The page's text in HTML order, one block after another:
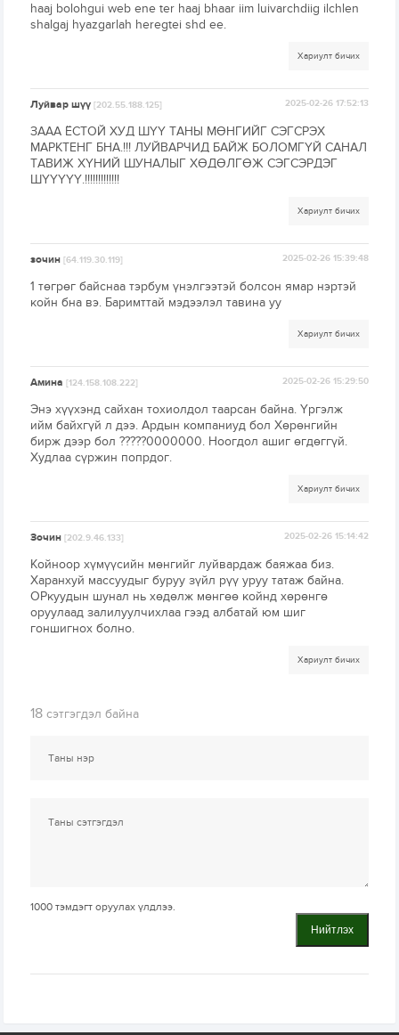
haaj bolohgui web ene ter haaj bhaar iim luivarchdiig ilchlen
shalgaj hyazgarlah heregtei shd ee.
Хариулт бичих
Луйвар шүү[202.55.188.125] 2025-02-26 17:52:13
ЗААА ЁСТОЙ ХУД ШҮҮ ТАНЫ МӨНГИЙГ СЭГСРЭХ
МАРКТЕНГ БНА.!!! ЛУЙВАРЧИД БАЙЖ БОЛОМГҮЙ САНАЛ
ТАВИЖ ХҮНИЙ ШУНАЛЫГ ХӨДӨЛГӨЖ СЭГСЭРДЭГ
ШҮҮҮҮҮ.!!!!!!!!!!!!!
Хариулт бичих
зочин[64.119.30.119] 2025-02-26 15:39:48
1 төгрөг байснаа тэрбум үнэлгээтэй болсон ямар нэртэй
койн бна вэ. Баримттай мэдээлэл тавина уу
Хариулт бичих
Амина[124.158.108.222] 2025-02-26 15:29:50
Энэ хүүхэнд сайхан тохиолдол таарсан байна. Үргэлж
ийм байхгүй л дээ. Ардын компаниуд бол Хөрөнгийн
бирж дээр бол ?????0000000. Ноогдол ашиг өгдөггүй.
Худлаа сүржин попрдог.
Хариулт бичих
Зочин[202.9.46.133] 2025-02-26 15:14:42
Койноор хүмүүсийн мөнгийг луйвардаж баяжаа биз.
Харанхуй массуудыг буруу зүйл рүү уруу татаж байна.
ОРкуудын шунал нь хөдөлж мөнгөө койнд хөрөнгө
оруулаад залилуулчихлаа гээд албатай юм шиг
гоншигнох болно.
Хариулт бичих
18 сэтгэгдэл байна
1000 тэмдэгт оруулах үлдлээ.
Нийтлэх